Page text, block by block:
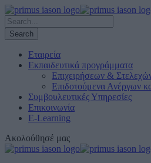
Εταιρεία
Εκπαιδευτικά προγράμματα
Επιχειρήσεων &
Επιδοτούμενα Ανέργων
Συμβουλευτικές Υπηρεσίες
Επικοινωνία
E-Learning
Ακολούθησέ μας